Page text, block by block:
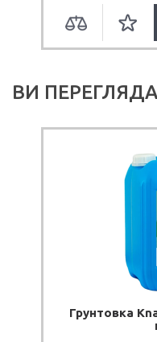
ВИ
Грунтовка